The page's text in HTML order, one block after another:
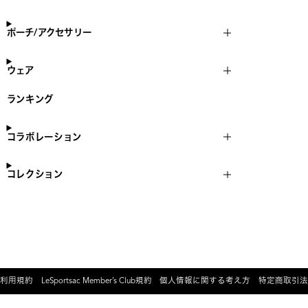
ポーチ/アクセサリー
ウェア
ランキング
コラボレーション
コレクション
利用規約 LeSportsac Member’s Club規約 個人情報に関する考え方 特定商取引